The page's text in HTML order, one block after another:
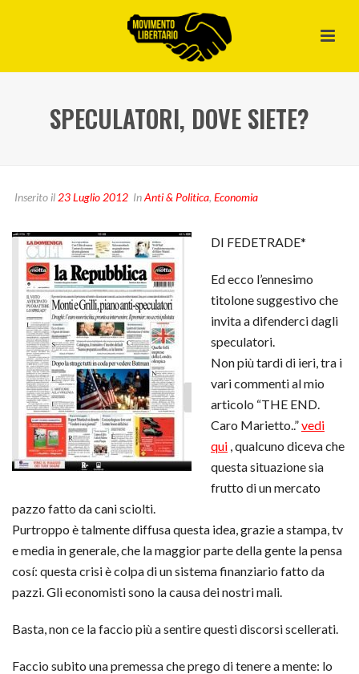
SPECULATORI, DOVE SIETE?
Inserito il 23 Luglio 2012 InAnti & Politica, Economia
DI FEDETRADE*
Ed ecco l’ennesimo
titolone suggestivo che
invita a difenderci dagli
speculatori.
Non più tardi di ieri, tra i
vari commenti al mio
articolo “THE END.
Caro Marietto..”vedi
qui , qualcuno diceva che
questa situazione sia
frutto di un mercato
pazzo fatto da cani sciolti.
Purtroppo è talmente diffusa questa idea, grazie a stampa, tv
e media in generale, che la maggior parte della gente la pensa
cosí: questa crisi è colpa di un sistema finanziario fatto da
pazzi. Gli economisti sono la causa dei nostri mali.
Basta, non ce la faccio più a sentire questi discorsi scellerati.
Faccio subito una premessa che prego di tenere a mente: lo